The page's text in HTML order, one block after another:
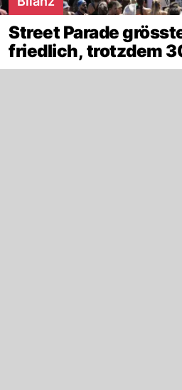
Street Parade
friedlich, trotzdem